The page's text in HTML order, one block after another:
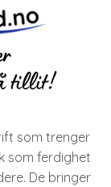
som trenger
som ferdighet
De bringer